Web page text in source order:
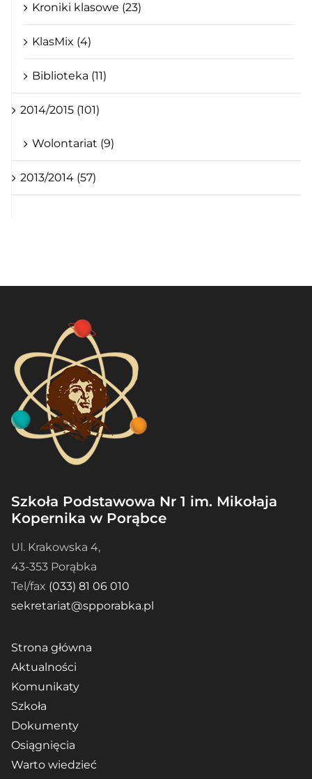
Kroniki klasowe (23)
KlasMix (4)
Biblioteka (11)
2014/2015 (101)
Wolontariat (9)
2013/2014 (57)
Szkoła Podstawowa Nr 1 im. Mikołaja
Kopernika w Porąbce
Ul. Krakowska 4,
43-353 Porąbka
Tel/fax (033) 81 06 010
sekretariat@spporabka.pl
Strona główna
Aktualności
Komunikaty
Szkoła
Dokumenty
Osiągnięcia
Warto wiedzieć